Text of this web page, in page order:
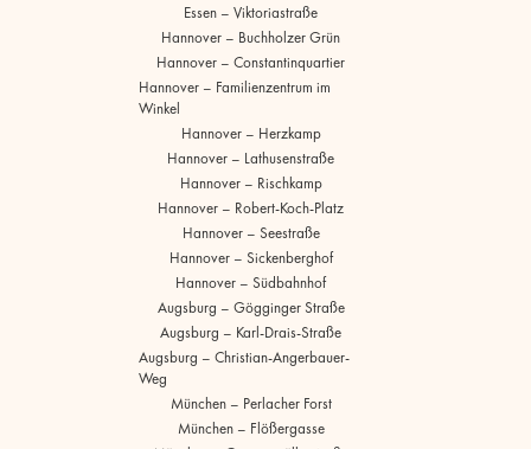
Essen – Viktoriastraße
Hannover – Buchholzer Grün
Hannover – Constantinquartier
Hannover – Familienzentrum im
Winkel
Hannover – Herzkamp
Hannover – Lathusenstraße
Hannover – Rischkamp
Hannover – Robert-Koch-Platz
Hannover – Seestraße
Hannover – Sickenberghof
Hannover – Südbahnhof
Augsburg – Gögginger Straße
Augsburg – Karl-Drais-Straße
Augsburg – Christian-Angerbauer-
Weg
München – Perlacher Forst
München – Flößergasse